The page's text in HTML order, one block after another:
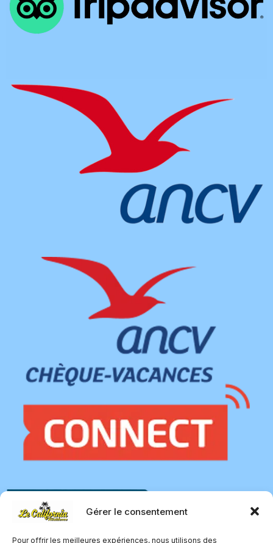
Gérer le consentement
Pour offrir les meilleures expériences, nous utilisons des